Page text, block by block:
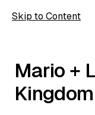
Skip to Content
wolfmic
Mario +